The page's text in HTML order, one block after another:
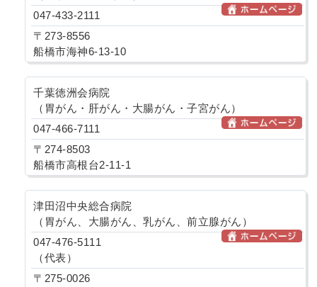
047-433-2111
〒273-8556
船橋市海神6-13-10
千葉徳洲会病院
（胃がん・肝がん・大腸がん・子宮がん）
047-466-7111
〒274-8503
船橋市高根台2-11-1
津田沼中央総合病院
（胃がん、大腸がん、乳がん、前立腺がん）
047-476-5111
（代表）
〒275-0026